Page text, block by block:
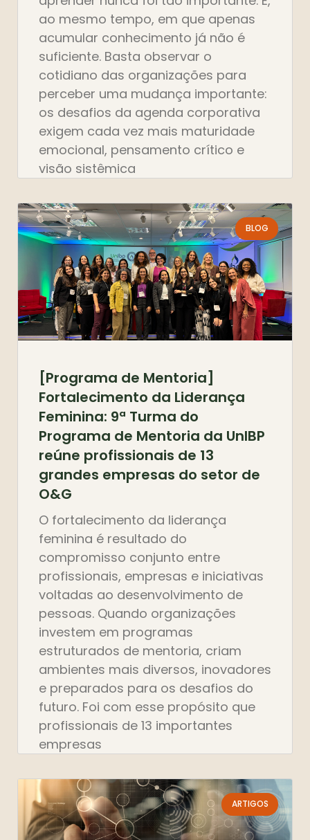
ao mesmo tempo, em que apenas
acumular conhecimento já não é
suficiente. Basta observar o
cotidiano das organizações para
perceber uma mudança importante:
os desafios da agenda corporativa
exigem cada vez mais maturidade
emocional, pensamento crítico e
visão sistêmica
BLOG
[Programa de Mentoria]
Fortalecimento da Liderança
Feminina: 9ª Turma do
Programa de Mentoria da UnIBP
reúne profissionais de 13
grandes empresas do setor de
O&G
O fortalecimento da liderança
feminina é resultado do
compromisso conjunto entre
profissionais, empresas e iniciativas
voltadas ao desenvolvimento de
pessoas. Quando organizações
investem em programas
estruturados de mentoria, criam
ambientes mais diversos, inovadores
e preparados para os desafios do
futuro. Foi com esse propósito que
profissionais de 13 importantes
empresas
ARTIGOS